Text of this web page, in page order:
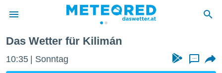
Das Wetter für Kilimán
10:35 Sonntag ...